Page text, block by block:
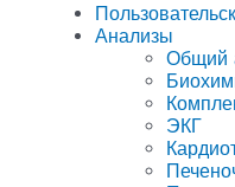
Анализы
Общий
ЭКГ